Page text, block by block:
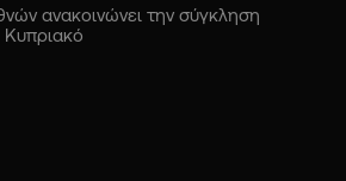
ανακοινώνει την σύγκληση
Κυπριακό